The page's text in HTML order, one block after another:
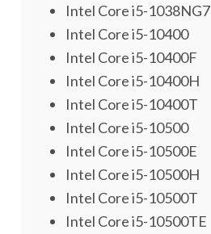
Intel Core i5-1038NG7
Intel Core i5-10400
Intel Core i5-10400F
Intel Core i5-10400H
Intel Core i5-10400T
Intel Core i5-10500
Intel Core i5-10500E
Intel Core i5-10500H
Intel Core i5-10500T
Intel Core i5-10500TE